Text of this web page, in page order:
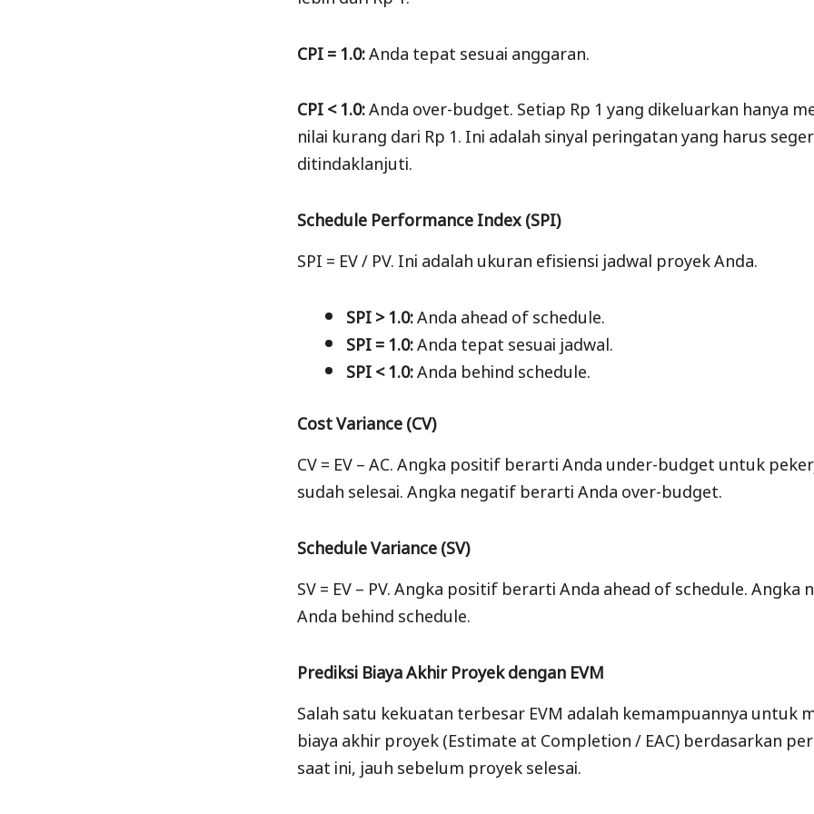
CPI = 1.0:Anda tepat sesuai anggaran.
CPI < 1.0:Anda over-budget. Setiap Rp 1 yang dikeluarkan hanya
nilai kurang dari Rp 1. Ini adalah sinyal peringatan yang harus
ditindaklanjuti.
Schedule Performance Index (SPI)
SPI = EV / PV. Ini adalah ukuran efisiensi jadwal proyek Anda.
SPI > 1.0:Anda ahead of schedule.
SPI = 1.0:Anda tepat sesuai jadwal.
SPI < 1.0:Anda behind schedule.
Cost Variance (CV)
CV = EV – AC. Angka positif berarti Anda under-budget untuk
sudah selesai. Angka negatif berarti Anda over-budget.
Schedule Variance (SV)
SV = EV – PV. Angka positif berarti Anda ahead of schedule.
Anda behind schedule.
Prediksi Biaya Akhir Proyek dengan EVM
Salah satu kekuatan terbesar EVM adalah kemampuannya untuk
biaya akhir proyek (Estimate at Completion / EAC) berdasarkan
saat ini, jauh sebelum proyek selesai.